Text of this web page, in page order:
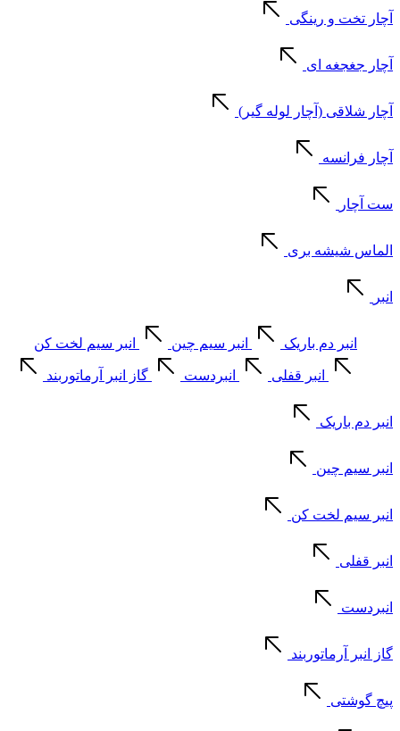
آچار تخت و رینگی
آچار جغجغه ای
آچار شلاقی (آچار لوله گیر)
آچار فرانسه
ست آچار
الماس شیشه بری
انبر
انبر دم باریک انبر سیم چین انبر سیم لخت کن
انبر قفلی انبردست گاز انبر آرماتوربند
انبر دم باریک
انبر سیم چین
انبر سیم لخت کن
انبر قفلی
انبردست
گاز انبر آرماتوربند
پیچ گوشتی